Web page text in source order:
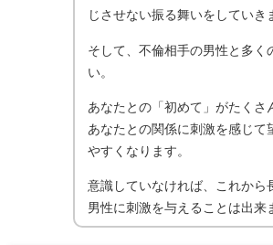
じさせない振る舞いをしていき
そして、不倫相手の男性と多く
い。
あなたとの「初めて」がたくさ
あなたとの関係に刺激を感じて
やすくなります。
意識していなければ、これから
男性に刺激を与えることは出来